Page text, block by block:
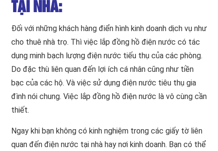
TẠI NHÀ:
Đối với những khách hàng điển hình kinh doanh dịch vụ như
cho thuê nhà trọ. Thì việc lắp đồng hồ điện nước có tác
dụng minh bạch lượng điện nước tiếu thụ của các phòng.
Do đặc thù liên quan đến lợi ích cá nhân cũng như tiền
bạc của các hộ. Và việc sử dụng điện nước tiêu thụ gia
đình nói chung. Việc lắp đồng hồ điện nước là vô cùng cần
thiết.
Ngay khi bạn không có kinh nghiệm trong các giấy tờ liên
quan đến điện nước tại nhà hay nơi kinh doanh. Bạn có thể